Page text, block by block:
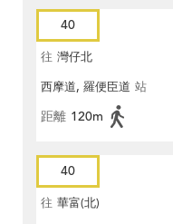
40
往 灣仔北
西摩道, 羅便臣道 站
距離 120m
40
往 華富(北)